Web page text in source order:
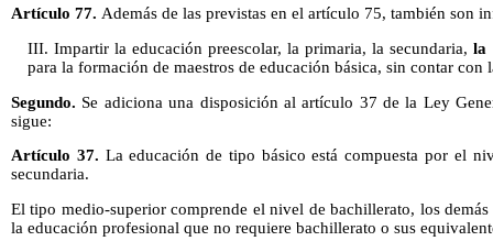
Artículo 77. Además de las previstas en el artículo 75, también son
III. Impartir la educación preescolar, la primaria, la secundaria,la
para la formación de maestros de educación básica, sin contar con
Segundo. Se adiciona una disposición al artículo 37 de la Ley
sigue:
Artículo 37. La educación de tipo básico está compuesta por el
secundaria.
El tipo medio-superior comprende el nivel de bachillerato, los
la educación profesional que no requiere bachillerato o sus